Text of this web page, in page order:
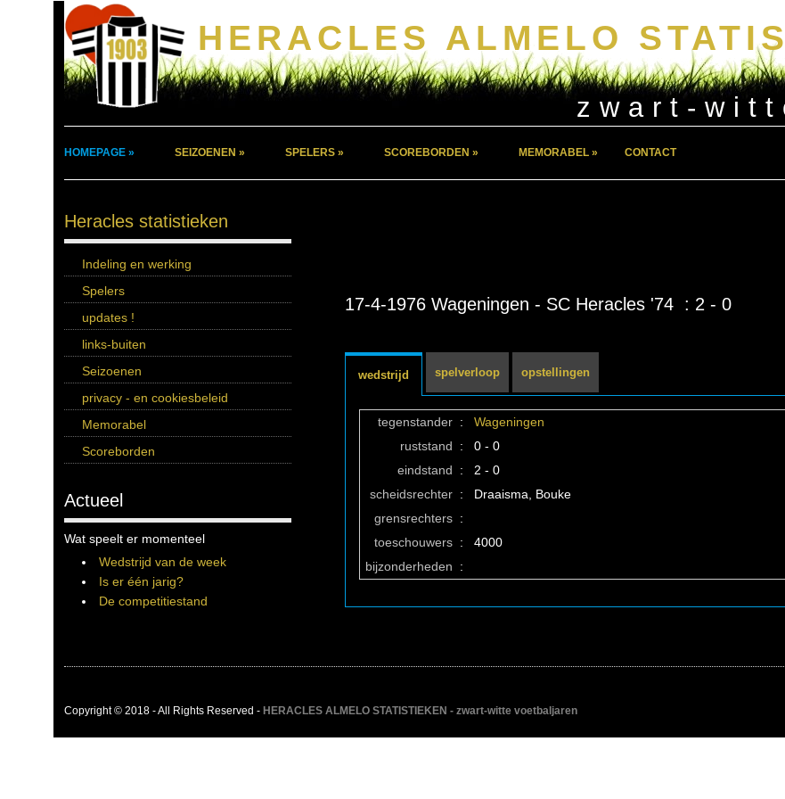
HERACLES ALMELO
zwart-
HOMEPAGE » SEIZOENEN » SPELERS » SCOREBORDEN » MEMORABEL » CONTACT
Heracles statistieken
Indeling en werking
Spelers
updates !
links-buiten
Seizoenen
privacy - en cookiesbeleid
Memorabel
Scoreborden
Actueel
Wat speelt er momenteel
Wedstrijd van de week
Is er één jarig?
De competitiestand
17-4-1976 Wageningen - SC Heracles '74 : 2 - 0
wedstrijd spelverloop opstellingen
tegenstander : Wageningen
ruststand
:
0 - 0
eindstand
:
2 - 0
scheidsrechter :
Draaisma, Bouke
grensrechters :
toeschouwers :
4000
bijzonderheden
:
Copyright © 2018 - All Rights Reserved - HERACLES ALMELO STATISTIEKEN - zwart-witte voetbaljaren